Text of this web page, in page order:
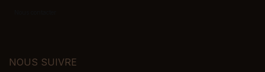
NOUS SUIVRE